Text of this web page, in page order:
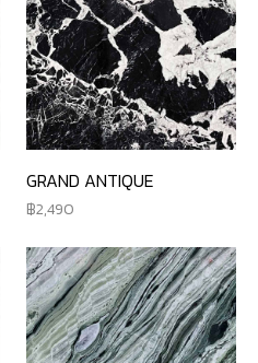
GRAND ANTIQUE
2,490